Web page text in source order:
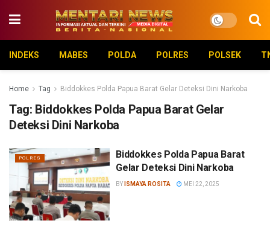
INDEKS MABES POLDA POLRES POLSEK
Home Tag Biddokkes Polda Papua Barat Gelar Deteksi Dini Narkoba
Tag: Biddokkes Polda Papua Barat Gelar
Deteksi Dini Narkoba
POLRES
Biddokkes Polda Papua Barat
Gelar Deteksi Dini Narkoba
BY ISMAYA ROSITA MEI 22, 2025